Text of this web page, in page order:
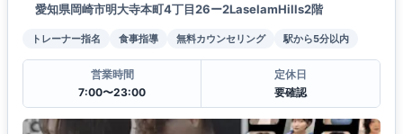
愛知県岡崎市明大寺本町4丁目26ー2LaselamHills2階
トレーナー指名 食事指導 無料カウンセリング 駅から5分以内
営業時間
7:00〜23:00
定休日
要確認